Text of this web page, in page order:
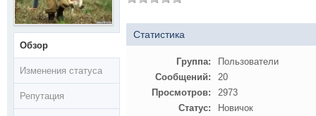
Обзор
Изменения статуса
Репутация
Статистика
Группа:
Пользователи
Сообщений:
20
Просмотров:
2973
Статус:
Новичок